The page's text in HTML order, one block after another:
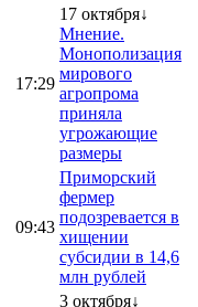
17:29
17 октября↓
Мнение.
Монополизация
мирового
агропрома
приняла
угрожающие
размеры
09:43
Приморский
фермер
подозревается в
хищении
субсидии в 14,6
млн рублей
3 октября↓